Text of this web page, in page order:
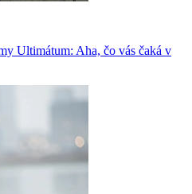
Ultimátum: Aha, čo vás čaká v